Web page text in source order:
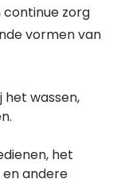
zorg
vormen van
het wassen,
het
andere